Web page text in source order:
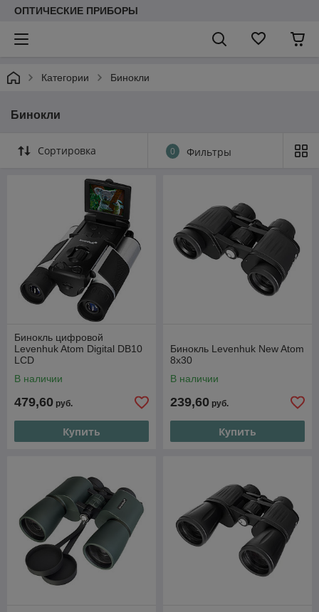
ОПТИЧЕСКИЕ ПРИБОРЫ
Категории Бинокли
Бинокли
Сортировка 0 Фильтры
Бинокль цифровой
Levenhuk Atom Digital DB10
LCD
В наличии
479,60 руб.
Купить
Бинокль Levenhuk New Atom
8x30
В наличии
239,60 руб.
Купить